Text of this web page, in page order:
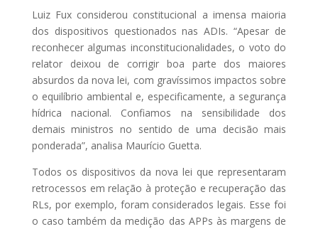
Luiz Fux considerou constitucional a imensa maioria
dos dispositivos questionados nas ADIs. “Apesar de
reconhecer algumas inconstitucionalidades, o voto do
relator deixou de corrigir boa parte dos maiores
absurdos da nova lei, com gravíssimos impactos sobre
o equilíbrio ambiental e, especificamente, a segurança
hídrica nacional. Confiamos na sensibilidade dos
demais ministros no sentido de uma decisão mais
ponderada”, analisa Maurício Guetta.
Todos os dispositivos da nova lei que representaram
retrocessos em relação à proteção e recuperação das
RLs, por exemplo, foram considerados legais. Esse foi
o caso também da medição das APPs às margens de